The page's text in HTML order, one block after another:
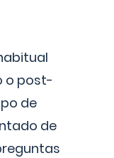
o post-
de
de